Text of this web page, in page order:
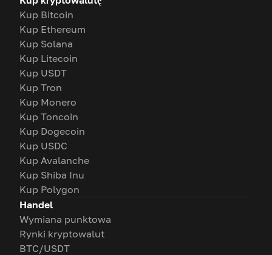
Kup Bitcoin
Kup Ethereum
Kup Solana
Kup Litecoin
Kup USDT
Kup Tron
Kup Monero
Kup Toncoin
Kup Dogecoin
Kup USDC
Kup Avalanche
Kup Shiba Inu
Kup Polygon
Handel
Wymiana punktowa
Rynki kryptowalut
BTC/USDT